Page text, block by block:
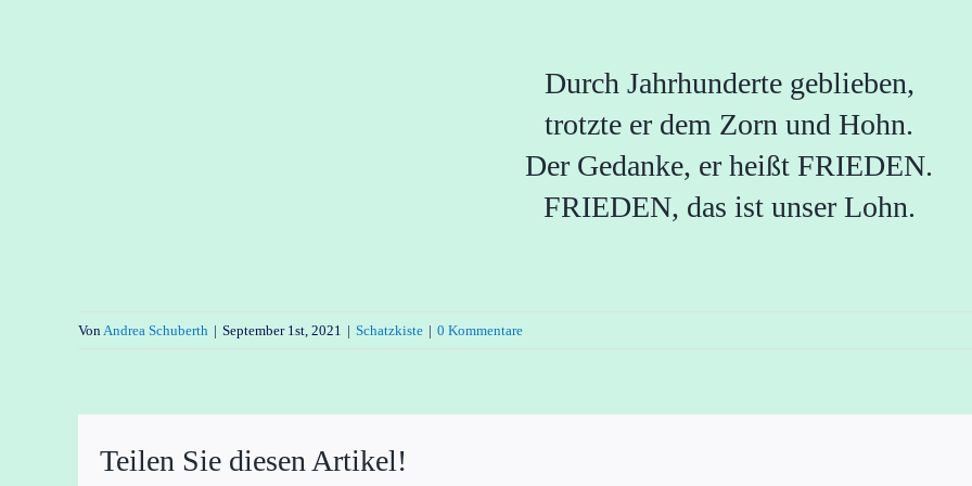
Durch Jahrhunderte geblieben,
trotzte er dem Zorn und Hohn.
Der Gedanke, er heißt FRIEDEN.
FRIEDEN, das ist unser Lohn.
VonAndrea Schuberth | September 1st, 2021 | Schatzkiste | 0 Kommentare
Teilen Sie diesen Artikel!